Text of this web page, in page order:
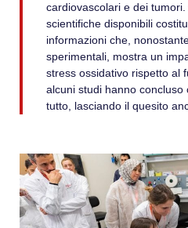
cardiovascolari e dei
scientifiche disponibili
informazioni che,
sperimentali, mostra un
stress ossidativo rispetto al
alcuni studi hanno
tutto, lasciando il quesito